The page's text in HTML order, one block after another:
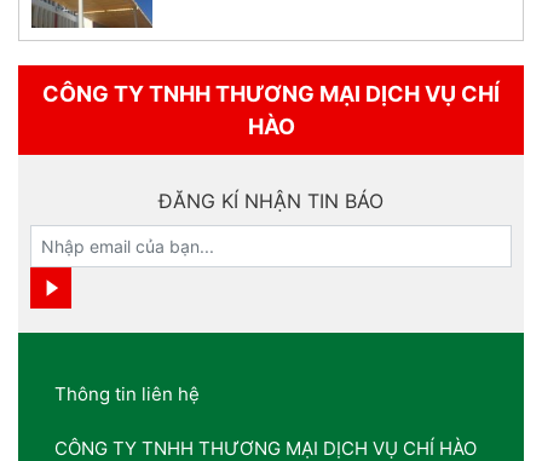
CÔNG TY TNHH THƯƠNG MẠI DỊCH VỤ CHÍ
HÀO
ĐĂNG KÍ NHẬN TIN BÁO
Thông tin liên hệ
CÔNG TY TNHH THƯƠNG MẠI DỊCH VỤ CHÍ HÀO